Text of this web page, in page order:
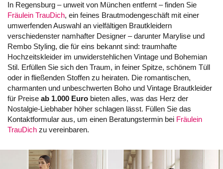
In Regensburg – unweit von München entfernt – finden Sie
Fräulein TrauDich, ein feines Brautmodengeschäft mit einer
umwerfenden Auswahl an vielfältigen Brautkleidern
verschiedenster namhafter Designer – darunter Marylise und
Rembo Styling, die für eins bekannt sind: traumhafte
Hochzeitskleider im unwiderstehlichen Vintage und Bohemian
Stil. Erfüllen Sie sich den Traum, in feiner Spitze, schönem Tüll
oder in fließenden Stoffen zu heiraten. Die romantischen,
charmanten und unbeschwerten Boho und Vintage Brautkleider
für Preise ab 1.000 Euro bieten alles, was das Herz der
Nostalgie-Liebhaber höher schlagen lässt. Füllen Sie das
Kontaktformular aus, um einen Beratungstermin bei Fräulein
TrauDich zu vereinbaren.